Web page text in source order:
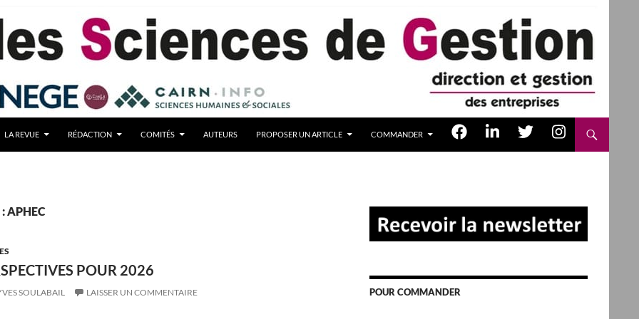
LA REVUE RÉDACTION COMITÉS AUTEURS PROPOSER UN ARTICLE COMMANDER
APHEC
POUR 2026
SOULABAIL LAISSER UN COMMENTAIRE POUR COMMANDER